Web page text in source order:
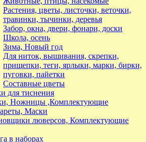
Растения, цветы, листочки, веточки,
травинки, тычинки, деревья
Забор, окна, двери, фонари, доски
Школа, осень
Зима, Новый год
Для ниток, вышивания, скрепки,
прищепки, теги, ярлыки, марки, бирки,
пуговки, пайетки
Составные цветы
для тиснения
Ножницы ,Комплектующие
Маски
люверсов, Комплектующие
в наборах